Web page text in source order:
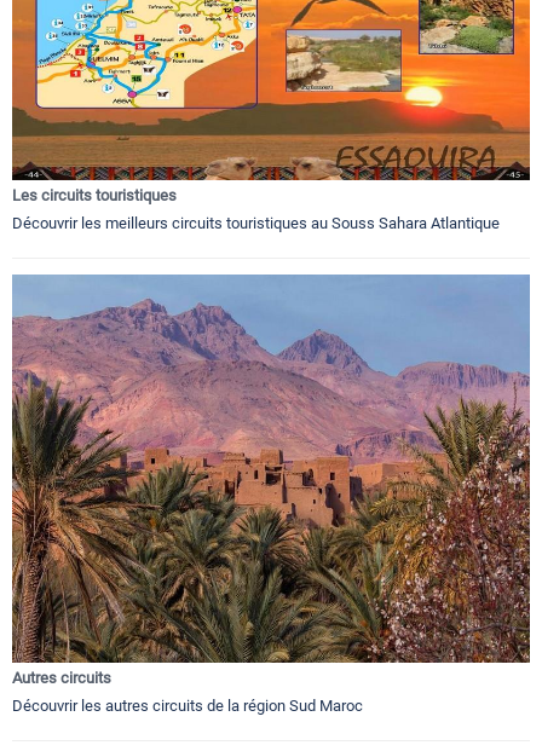
Les circuits touristiques
Découvrir les meilleurs circuits touristiques au Souss Sahara Atlantique
Autres circuits
Découvrir les autres circuits de la région Sud Maroc